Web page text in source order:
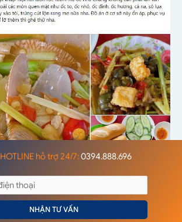
HOTLINE hỗ trợ 24/7:0394.888.696
NHẬN TƯ VẤN